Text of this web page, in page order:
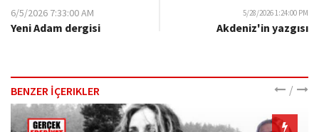
6/5/2026 7:33:00 AM
Yeni Adam dergisi
5/28/2026 1:24:00 PM
Akdeniz'in yazgısı
BENZER İÇERIKLER /